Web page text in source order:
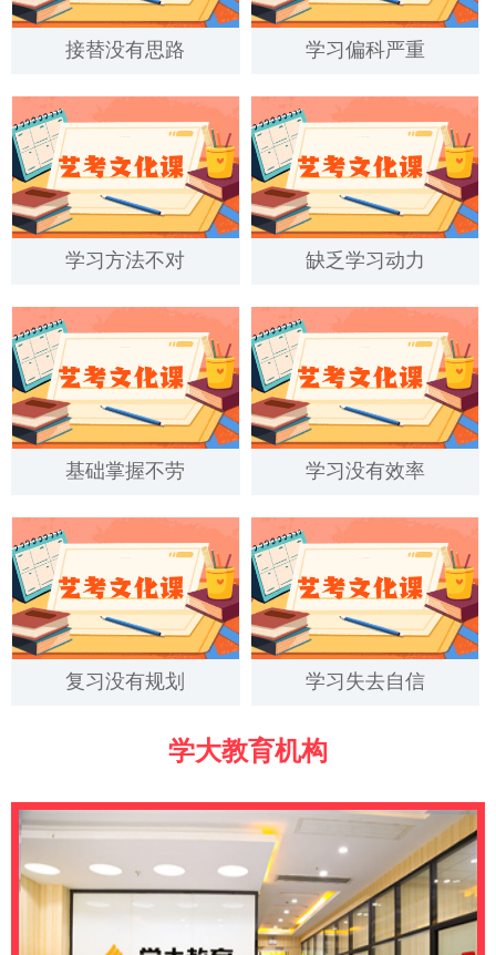
接替没有思路 学习偏科严重
学习方法不对 缺乏学习动力
基础掌握不劳 学习没有效率
复习没有规划 学习失去自信
学大教育机构